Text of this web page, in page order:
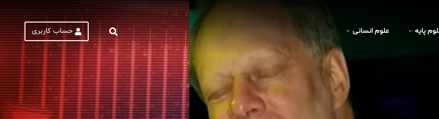
پايه علوم انسانی حساب کاربری